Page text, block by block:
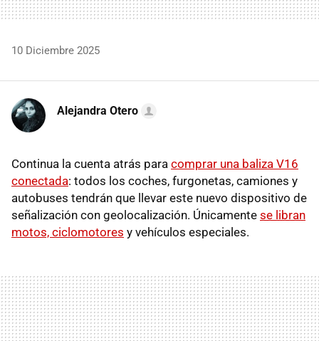
10 Diciembre 2025
Alejandra Otero
Continua la cuenta atrás para comprar una baliza V16
conectada: todos los coches, furgonetas, camiones y
autobuses tendrán que llevar este nuevo dispositivo de
señalización con geolocalización. Únicamente se libran
motos, ciclomotores y vehículos especiales.